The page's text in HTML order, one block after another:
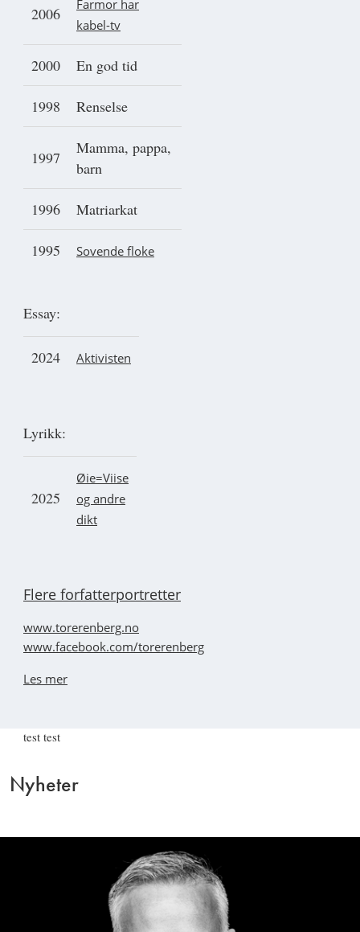
2006
Farmor har
kabel-tv
2000 En god tid
1998 Renselse
1997
Mamma, pappa,
barn
1996 Matriarkat
1995 Sovende floke
Essay:
2024 Aktivisten
Lyrikk:
2025
Øie=Viise
og andre
dikt
Flere forfatterportretter
www.torerenberg.no
www.facebook.com/torerenberg
Les mer
test test
Nyheter